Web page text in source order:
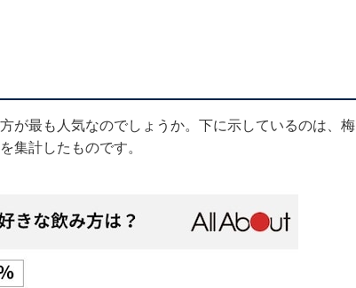
が最も人気なのでしょうか。下に示しているのは、梅
集計したものです。